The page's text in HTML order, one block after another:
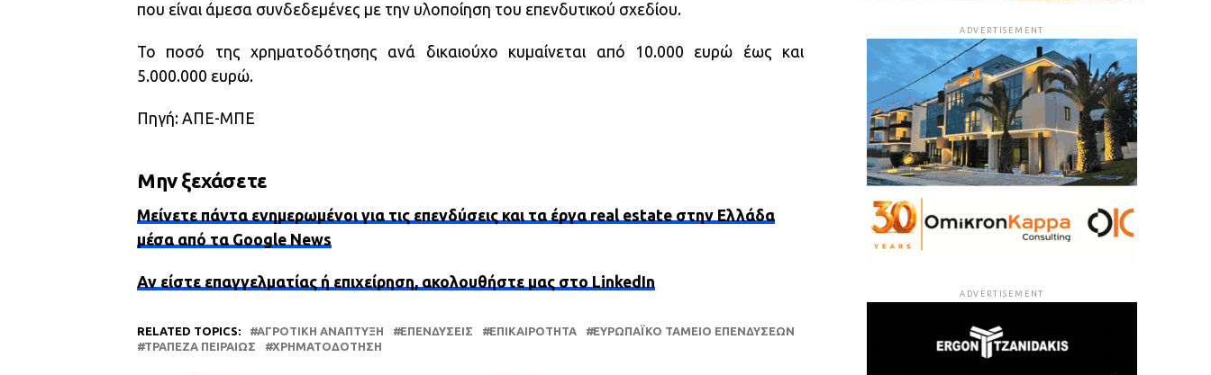
που είναι άμεσα συνδεδεμένες με την υλοποίηση του επενδυτικού σχεδίου.
Το ποσό της χρηματοδότησης ανά δικαιούχο κυμαίνεται από 10.000 ευρώ έως και
5.000.000 ευρώ.
Πηγή: ΑΠΕ-ΜΠΕ
Μην ξεχάσετε
Μείνετε πάντα ενημερωμένοι για τις επενδύσεις και τα έργα real estate στην Ελλάδα
μέσα από τα Google News
Αν είστε επαγγελματίας ή επιχείρηση, ακολουθήστε μας στο LinkedIn
RELATED TOPICS: ΑΓΡΟΤΙΚΉ ΑΝΆΠΤΥΞΗ ΕΠΕΝΔΎΣΕΙΣ ΕΠΙΚΑΙΡΌΤΗΤΑ
ΕΥΡΩΠΑΪΚΌ ΤΑΜΕΊΟ ΕΠΕΝΔΎΣΕΩΝ
ΤΡΆΠΕΖΑ ΠΕΙΡΑΙΏΣ
ΧΡΗΜΑΤΟΔΌΤΗΣΗ
ADVERTISEMENT
ADVERTISEMENT